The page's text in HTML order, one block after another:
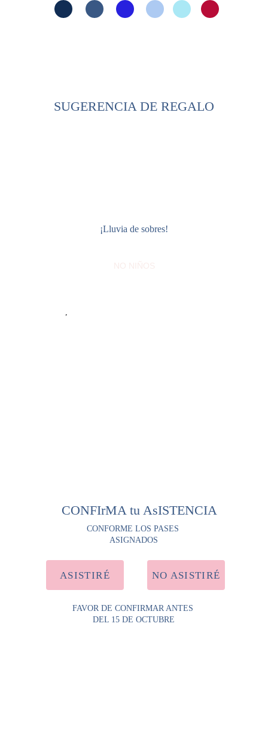
SUGERENCIA DE REGALO
¡Lluvia de sobres!
,
CONFIrMA tu AsISTENCIA
ASISTIRÉ NO ASISTIRÉ
FAVOR DE CONFIRMAR ANTES
DEL 15 DE OCTUBRE
CONFORME LOS PASES
ASIGNADOS